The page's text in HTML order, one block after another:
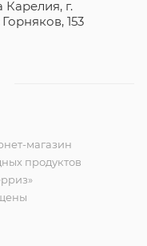
Карелия, г.
153
магазин
продуктов